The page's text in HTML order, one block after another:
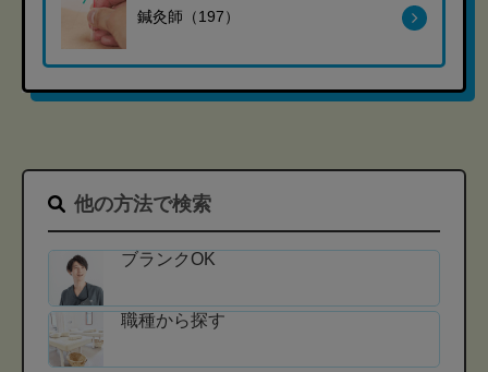
鍼灸師（197）
他の方法で検索
ブランクOK
職種から探す